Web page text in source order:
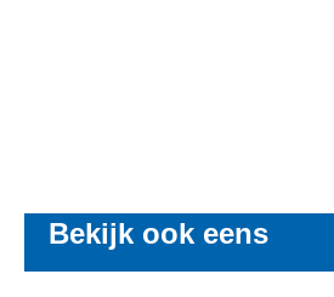
Bekijk ook eens